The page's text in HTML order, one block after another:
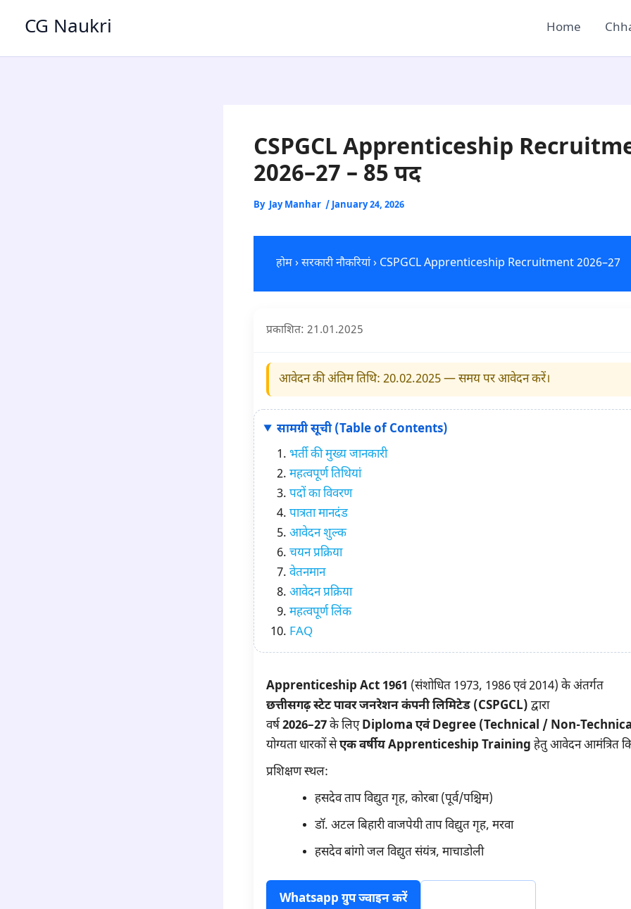
CG Naukri Home
CSPGCL Apprenticeship
2026–27 – 85 पद
By Jay Manhar / January 24, 2026
होम›सरकारी नौकरियां› CSPGCL Apprenticeship Recruitment 2026–27
प्रकाशित: 21.01.2025
आवेदन की अंतिम तिथि: 20.02.2025— समय पर आवेदन करें।
सामग्री सूची (Table of Contents)
भर्ती की मुख्य जानकारी
महत्वपूर्ण तिथियां
पदों का विवरण
पात्रता मानदंड
आवेदन शुल्क
चयन प्रक्रिया
वेतनमान
आवेदन प्रक्रिया
महत्वपूर्ण लिंक
FAQ
Apprenticeship Act 1961 (संशोधित 1973, 1986 एवं 2014) के अंतर्गत
छत्तीसगढ़ स्टेट पावर जनरेशन कंपनी लिमिटेड (CSPGCL) द्वारा
वर्ष2026–27के लिएDiploma एवं Degree (Technical / Non-
योग्यता धारकों सेएक वर्षीय Apprenticeship Training हेतु आवेदन आमंत्रित
प्रशिक्षण स्थल:
हसदेव ताप विद्युत गृह, कोरबा (पूर्व/पश्चिम)
डॉ. अटल बिहारी वाजपेयी ताप विद्युत गृह, मरवा
हसदेव बांगो जल विद्युत संयंत्र, माचाडोली
Whatsapp ग्रुप ज्वाइन करें